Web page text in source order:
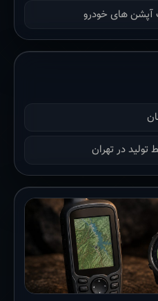
آپشن های خودرو
در تهران